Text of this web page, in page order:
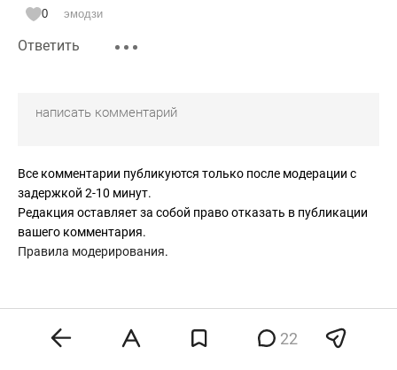
0 эмодзи
Ответить
Все комментарии публикуются только после модерации с
задержкой 2-10 минут.
Редакция оставляет за собой право отказать в публикации
вашего комментария.
Правила модерирования.
22